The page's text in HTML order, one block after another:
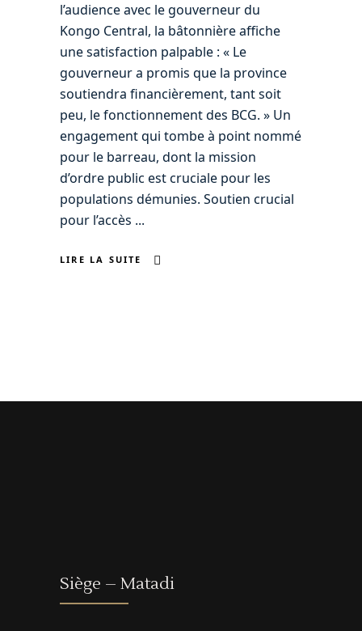
l’audience avec le gouverneur du
Kongo Central, la bâtonnière affiche
une satisfaction palpable : « Le
gouverneur a promis que la province
soutiendra financièrement, tant soit
peu, le fonctionnement des BCG. » Un
engagement qui tombe à point nommé
pour le barreau, dont la mission
d’ordre public est cruciale pour les
populations démunies. Soutien crucial
pour l’accès
LIRE LA SUITE
Siège – Matadi